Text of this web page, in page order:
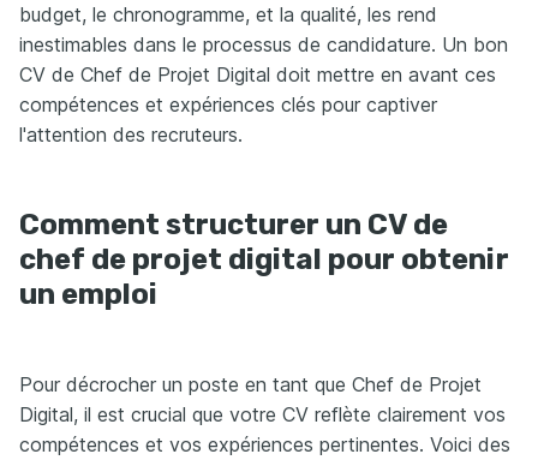
budget, le chronogramme, et la qualité, les rend
inestimables dans le processus de candidature. Un bon
CV de Chef de Projet Digital doit mettre en avant ces
compétences et expériences clés pour captiver
l'attention des recruteurs.
Comment structurer un CV de
chef de projet digital pour obtenir
un emploi
Pour décrocher un poste en tant que Chef de Projet
Digital, il est crucial que votre CV reflète clairement vos
compétences et vos expériences pertinentes. Voici des